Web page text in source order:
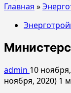
Главная »
admin 10
ноября, 2020) 1